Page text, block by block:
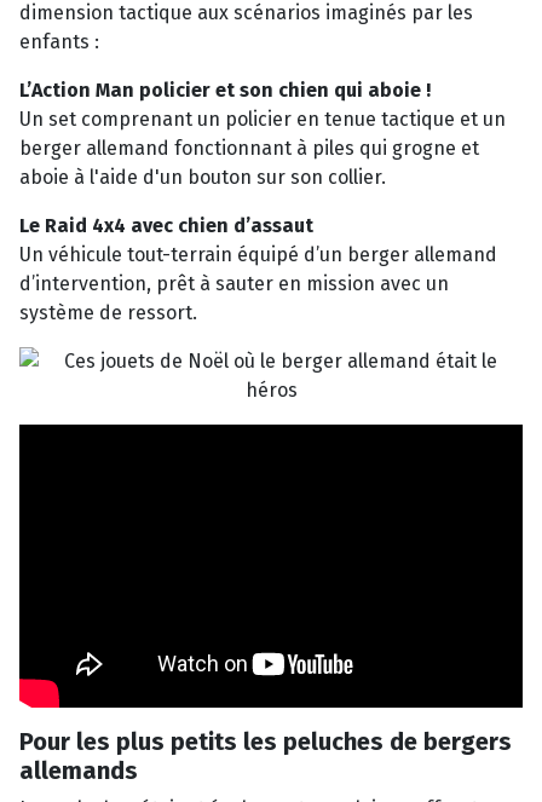
dimension tactique aux scénarios imaginés par les
enfants :
L’Action Man policier et son chien qui aboie !
Un set comprenant un policier en tenue tactique et un
berger allemand fonctionnant à piles qui grogne et
aboie à l'aide d'un bouton sur son collier.
Le Raid 4x4 avec chien d’assaut
Un véhicule tout-terrain équipé d’un berger allemand
d’intervention, prêt à sauter en mission avec un
système de ressort.
Pour les plus petits les peluches de bergers
allemands